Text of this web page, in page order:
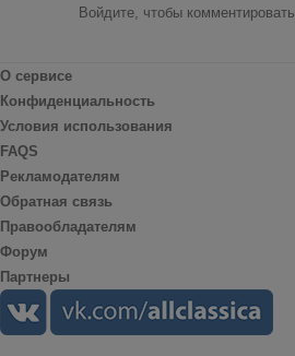
Войдите, чтобы комментировать.
О сервисе
Конфиденциальность
Условия использования
FAQS
Рекламодателям
Обратная связь
Правообладателям
Форум
Партнеры